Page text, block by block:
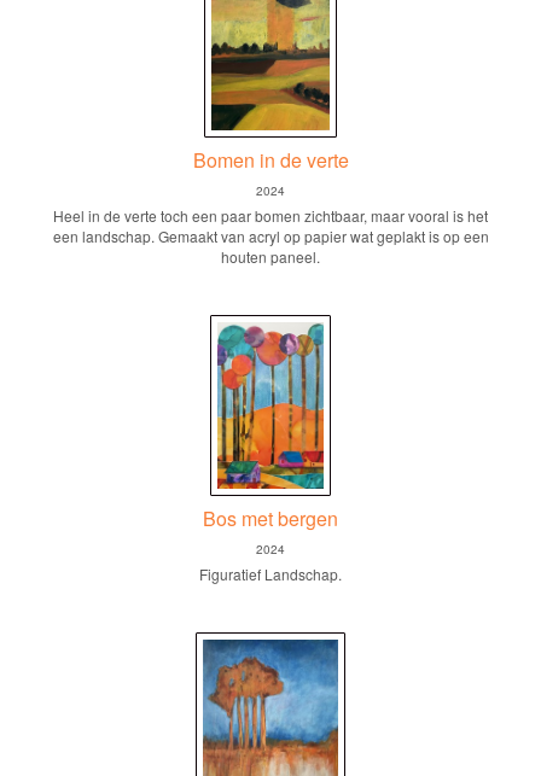
Bomen in de verte
2024
Heel in de verte toch een paar bomen zichtbaar, maar vooral is het
een landschap. Gemaakt van acryl op papier wat geplakt is op een
houten paneel.
Bos met bergen
2024
Figuratief Landschap.